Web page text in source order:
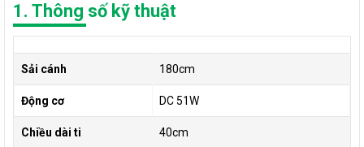
1. Thông số kỹ thuật
Sải cánh 180cm
Động cơ DC 51W
Chiều dài ti 40cm